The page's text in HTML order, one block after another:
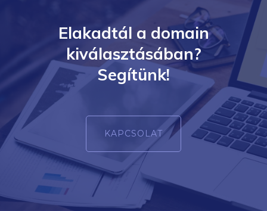
Elakadtál a domain
kiválasztásában?
Segítünk!
KAPCSOLAT